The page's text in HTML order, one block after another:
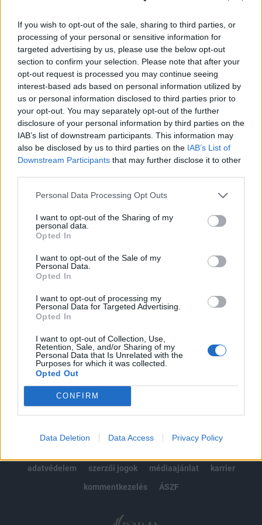
If you wish to opt-out of the sale, sharing to third parties, or
processing of your personal or sensitive information for
targeted advertising by us, please use the below opt-out
section to confirm your selection. Please note that after your
opt-out request is processed you may continue seeing
interest-based ads based on personal information utilized by
us or personal information disclosed to third parties prior to
your opt-out. You may separately opt-out of the further
disclosure of your personal information by third parties on the
IAB’s list of downstream participants. This information may
also be disclosed by us to third parties on the IAB’s List of
Downstream Participants that may further disclose it to other
Personal Data Processing Opt Outs
I want to opt-out of the Sharing of my
personal data.
Opted In
I want to opt-out of the Sale of my
Personal Data.
Opted In
I want to opt-out of processing my
Personal Data for Targeted Advertising.
Opted In
I want to opt-out of Collection, Use,
Retention, Sale, and/or Sharing of my
Personal Data that Is Unrelated with the
Purposes for which it was collected.
Opted Out
CONFIRM
Data Deletion Data Access Privacy Policy
egészségügy előtt - De mégis mihez kezd ezzel a
magánegészségügyi szektor? Jubileumi konferenciánkon
kiderül.Információ és jelentkezésMaruzsa Zoltán
köznevelési államtitkár egy a közösségi oldalára
feltöltött videóban két napja jelentette be, hogy a kormány
korábbi vállalásának megfelelően márciusban egyszeri
többletjuttatást...
KEDVES OLVASÓNK!
regisztrációhoz kötött.
Az előfizetés a következőket tartalmazza:
Portfolio.hu teljes cikkarchívum
Kötéslisták: BÉT elmúlt 2 év napon belüli
kötéslistái
Előfizetés
MÁR ELŐFIZETŐNK VAGY?BEJELENTKEZÉS
adatvédelem
szerzői jogok médiaajánlat
karrier
kommentkezelés
ÁSZF